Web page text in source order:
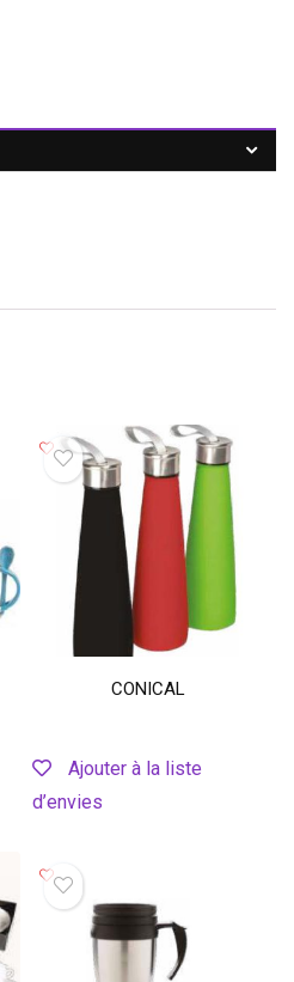
CONICAL
Ajouter à la liste
d’envies